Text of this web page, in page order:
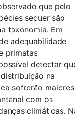
que pelo
sequer são
taxonomia. Em
adequabilidade
primatas
detectar
na
sofrerão maiores
com os
climáticas.